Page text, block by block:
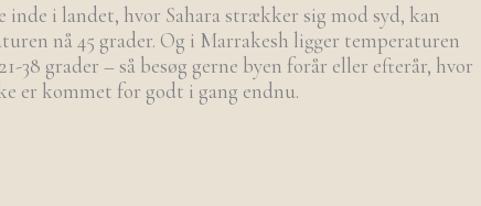
inde i landet, hvor Sahara strækker sig mod syd, kan
nå 45 grader. Og i Marrakesh ligger temperaturen
38 grader – så besøg gerne byen forår eller efterår, hvor
er kommet for godt i gang endnu.